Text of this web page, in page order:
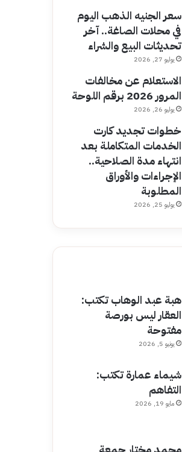
سعر الجنيه الذهب اليوم
في محلات الصاغة.. آخر
تحديثات البيع والشراء
يوليو 27, 2026
الاستعلام عن مخالفات
المرور 2026 برقم اللوحة
يوليو 26, 2026
خطوات تجديد كارت
الخدمات المتكاملة بعد
انتهاء مدة الصلاحية..
الإجراءات والأوراق
المطلوبة
يوليو 25, 2026
هبة عبد الوهاب تكتب:
العقار ليس بورصة
مفتوحة
يونيو 5, 2026
شيماء عمارة تكتب:
التفاهم
مايو 19, 2026